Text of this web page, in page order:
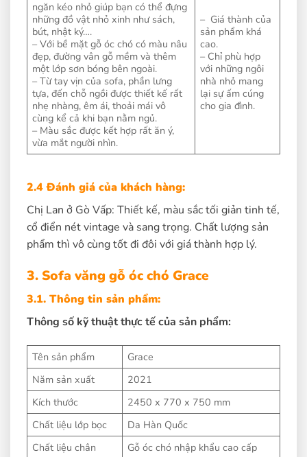
ngăn kéo nhỏ giúp bạn có thể đựng
những đồ vật nhỏ xinh như sách,
bút, nhật ký….
– Với bề mặt gỗ óc chó có màu nâu
đẹp, đường vân gỗ mềm và thêm
một lớp sơn bóng bên ngoài.
– Từ tay vịn của sofa, phần lưng
tựa, đến chỗ ngồi được thiết kế rất
nhẹ nhàng, êm ái, thoải mái vô
cùng kể cả khi bạn nằm ngủ.
– Màu sắc được kết hợp rất ăn ý,
vừa mắt người nhìn.
– Giá thành của
sản phẩm khá
cao.
– Chỉ phù hợp
với những ngôi
nhà nhỏ mang
lại sự ấm cúng
cho gia đình.
2.4 Đánh giá của khách hàng:
Chị Lan ở Gò Vấp: Thiết kế, màu sắc tối giản tinh tế,
cổ điển nét vintage và sang trọng. Chất lượng sản
phẩm thì vô cùng tốt đi đôi với giá thành hợp lý.
3. Sofa văng gỗ óc chó Grace
3.1. Thông tin sản phẩm:
Thông số kỹ thuật thực tế của sản phẩm:
Tên sản phẩm
Grace
Năm sản xuất
2021
Kích thước
2450 x 770 x 750 mm
Chất liệu lớp bọc
Da Hàn Quốc
Chất liệu chân
Gỗ óc chó nhập khẩu cao cấp